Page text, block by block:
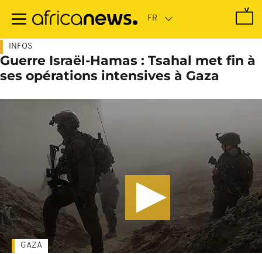
contenu
INFOS
Guerre Israël-Hamas : Tsahal met fin à
ses opérations intensives à Gaza
GAZA